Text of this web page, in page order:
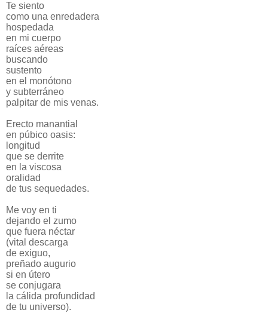
Te siento
como una enredadera
hospedada
en mi cuerpo
raíces aéreas
buscando
sustento
en el monótono
y subterráneo
palpitar de mis venas.
Erecto manantial
en púbico oasis:
longitud
que se derrite
en la viscosa
oralidad
de tus sequedades.
Me voy en ti
dejando el zumo
que fuera néctar
(vital descarga
de exiguo,
preñado augurio
si en útero
se conjugara
la cálida profundidad
de tu universo).